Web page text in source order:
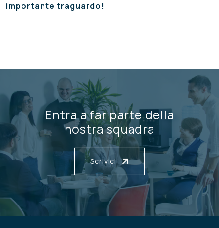
importante traguardo!
Entra a far parte della
nostra squadra
Scrivici